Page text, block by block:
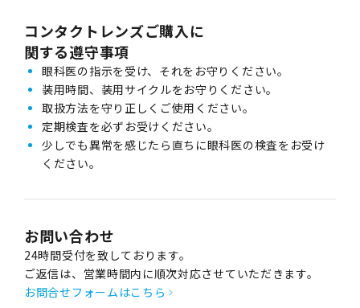
コンタクトレンズご購入に
関する遵守事項
眼科医の指示を受け、それをお守りください。
装用時間、装用サイクルをお守りください。
取扱方法を守り正しくご使用ください。
定期検査を必ずお受けください。
少しでも異常を感じたら直ちに眼科医の検査をお受け
ください。
お問い合わせ
24時間受付を致しております。
ご返信は、営業時間内に順次対応させていただきます。
お問合せフォームはこちら